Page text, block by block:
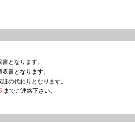
となります。
書となります。
の代わりとなります。
までご連絡下さい。